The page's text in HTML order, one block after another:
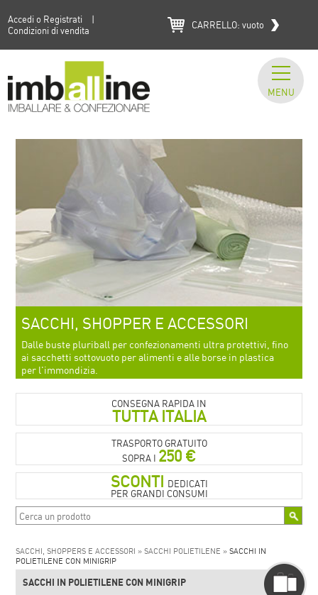
Accedi o Registrati
|
Condizioni di vendita
CARRELLO: vuoto
MENU
SACCHI, SHOPPER E ACCESSORI
Dalle buste pluriball per confezionamenti ultra protettivi, fino
ai sacchetti sottovuoto per alimenti e alle borse in plastica
per l'immondizia.
CONSEGNA RAPIDA IN
TUTTA ITALIA
TRASPORTO GRATUITO
SOPRA I 250 €
SCONTI DEDICATI
PER GRANDI CONSUMI
SACCHI, SHOPPERS E ACCESSORI » SACCHI POLIETILENE » SACCHI IN
POLIETILENE CON MINIGRIP
SACCHI IN POLIETILENE CON MINIGRIP